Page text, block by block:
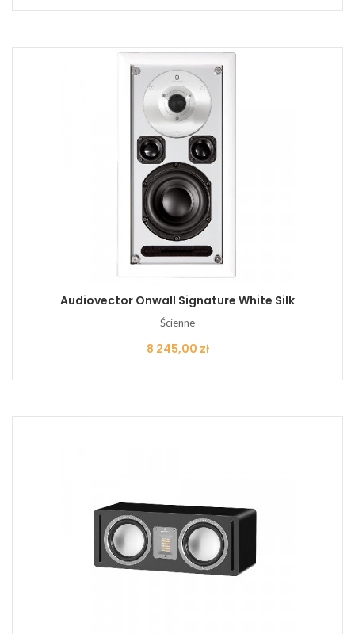
Audiovector Onwall Signature White Silk
Ścienne
Cena
8 245,00 zł